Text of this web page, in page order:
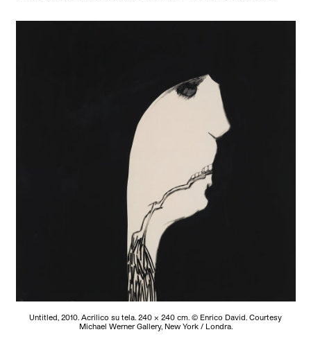
Untitled, 2010. Acrilico su tela. 240 × 240 cm. © Enrico David. Courtesy
Michael Werner Gallery, New York / Londra.